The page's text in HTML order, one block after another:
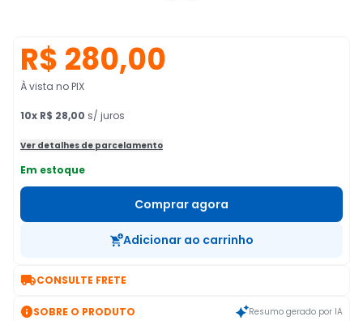
R$ 280,00
À vista no PIX
10x R$ 28,00 s/ juros
Ver detalhes de parcelamento
Em estoque
Comprar agora
Adicionar ao carrinho
CONSULTE FRETE
SOBRE O PRODUTO Resumo gerado por IA